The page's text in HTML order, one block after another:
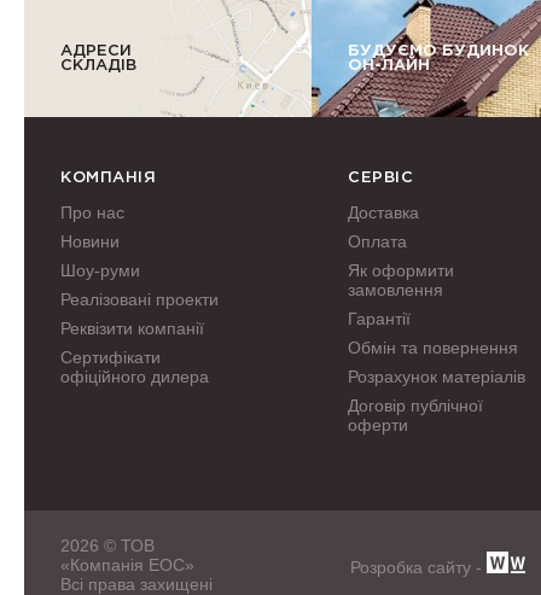
АДРЕСИ
СКЛАДІВ
БУДУЄМО БУДИНОК
ОН-ЛАЙН
КОМПАНІЯ
Про нас
Новини
Шоу-руми
Реалізовані проекти
Реквізити компанії
Сертифікати
офіційного дилера
СЕРВІС
Доставка
Оплата
Як оформити
замовлення
Гарантії
Обмін та повернення
Розрахунок матеріалів
Договір публічної
оферти
2026 © ТОВ
«Компанія ЕОС»
Всі права захищені
Розробка сайту -